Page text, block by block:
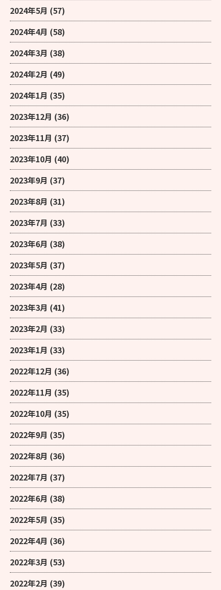
2024年5月 (57)
2024年4月 (58)
2024年3月 (38)
2024年2月 (49)
2024年1月 (35)
2023年12月 (36)
2023年11月 (37)
2023年10月 (40)
2023年9月 (37)
2023年8月 (31)
2023年7月 (33)
2023年6月 (38)
2023年5月 (37)
2023年4月 (28)
2023年3月 (41)
2023年2月 (33)
2023年1月 (33)
2022年12月 (36)
2022年11月 (35)
2022年10月 (35)
2022年9月 (35)
2022年8月 (36)
2022年7月 (37)
2022年6月 (38)
2022年5月 (35)
2022年4月 (36)
2022年3月 (53)
2022年2月 (39)